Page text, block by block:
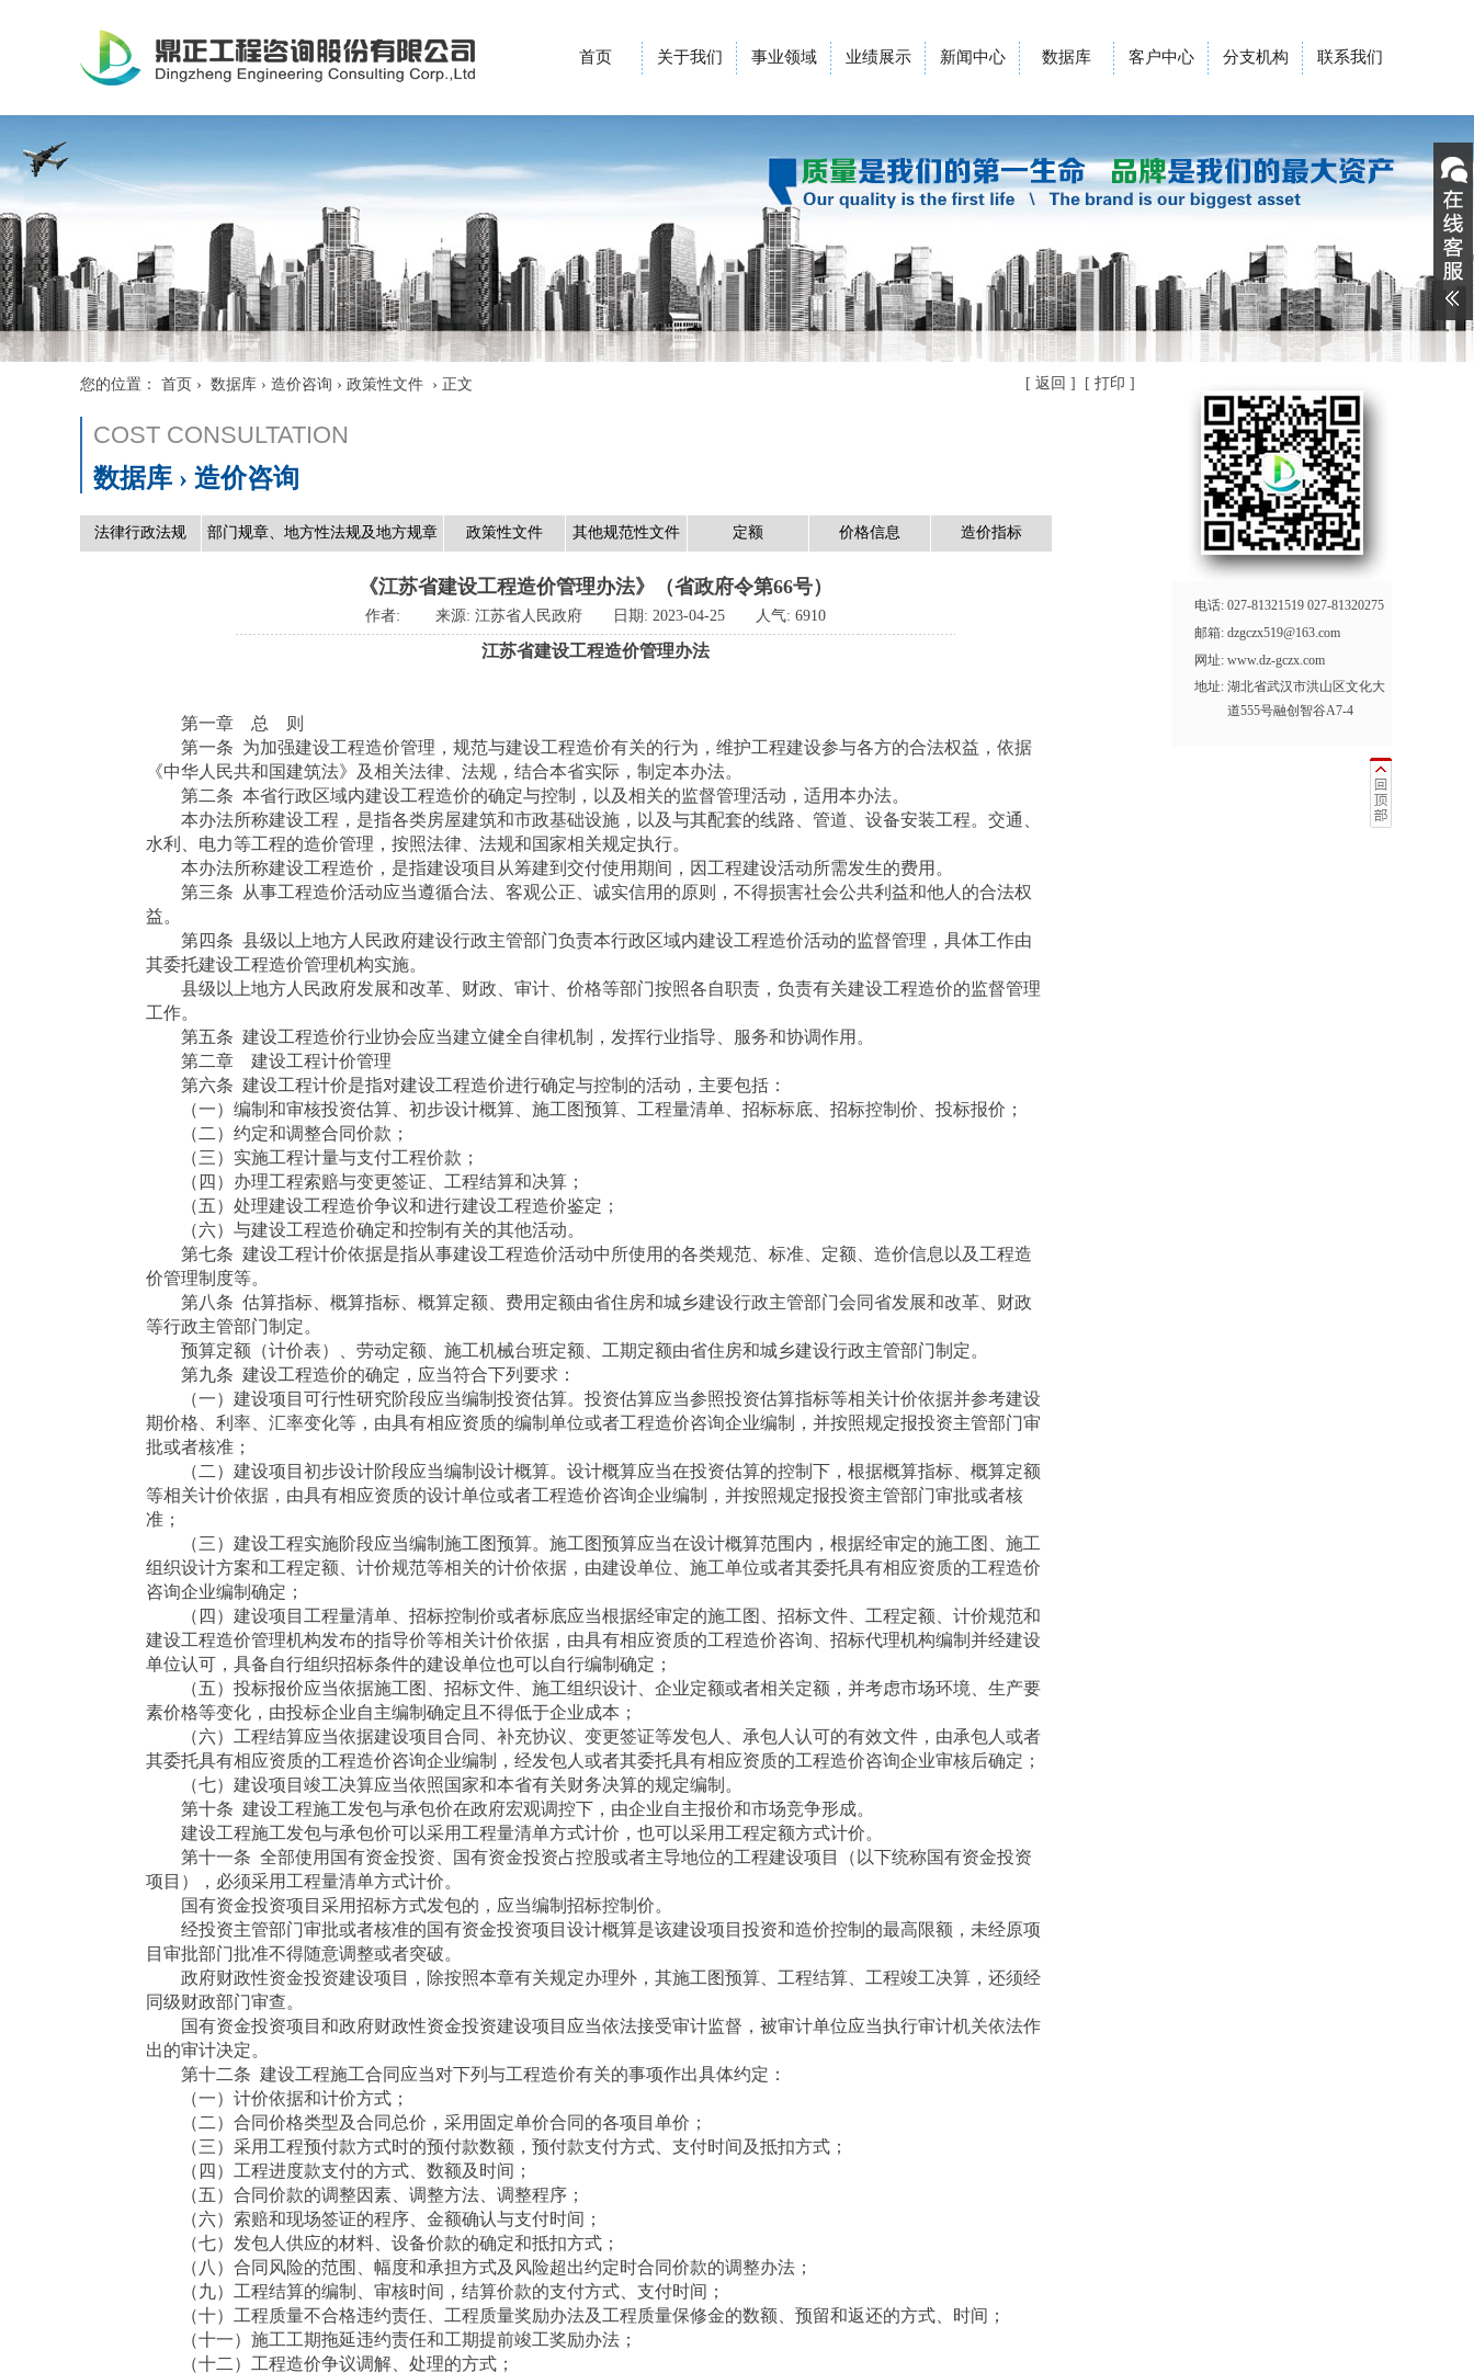
首页 关于我们 事业领域 业绩展示 新闻中心 数据库 客户中心 分支机构 联系我们
电话: 027-81321519 027-81320275
邮箱: dzgczx519@163.com
网址: www.dz-gczx.com
地址: 湖北省武汉市洪山区文化大
道555号融创智谷A7-4
您的位置： 首页 › 数据库 › 造价咨询 › 政策性文件 › 正文 [ 返回 ] [ 打印 ]
COST CONSULTATION
数据库 › 造价咨询
法律行政法规 部门规章、地方性法规及地方规章 政策性文件 其他规范性文件 定额 价格信息 造价指标
《江苏省建设工程造价管理办法》（省政府令第66号）
作者: 来源: 江苏省人民政府日期: 2023-04-25人气: 6910
江苏省建设工程造价管理办法
第一章 总 则
第一条 为加强建设工程造价管理，规范与建设工程造价有关的行为，维护工程建设参与各方的合法权益，依据
《中华人民共和国建筑法》及相关法律、法规，结合本省实际，制定本办法。
第二条 本省行政区域内建设工程造价的确定与控制，以及相关的监督管理活动，适用本办法。
本办法所称建设工程，是指各类房屋建筑和市政基础设施，以及与其配套的线路、管道、设备安装工程。交通、
水利、电力等工程的造价管理，按照法律、法规和国家相关规定执行。
本办法所称建设工程造价，是指建设项目从筹建到交付使用期间，因工程建设活动所需发生的费用。
第三条 从事工程造价活动应当遵循合法、客观公正、诚实信用的原则，不得损害社会公共利益和他人的合法权
益。
第四条 县级以上地方人民政府建设行政主管部门负责本行政区域内建设工程造价活动的监督管理，具体工作由
其委托建设工程造价管理机构实施。
县级以上地方人民政府发展和改革、财政、审计、价格等部门按照各自职责，负责有关建设工程造价的监督管理
工作。
第五条 建设工程造价行业协会应当建立健全自律机制，发挥行业指导、服务和协调作用。
第二章 建设工程计价管理
第六条 建设工程计价是指对建设工程造价进行确定与控制的活动，主要包括：
（一）编制和审核投资估算、初步设计概算、施工图预算、工程量清单、招标标底、招标控制价、投标报价；
（二）约定和调整合同价款；
（三）实施工程计量与支付工程价款；
（四）办理工程索赔与变更签证、工程结算和决算；
（五）处理建设工程造价争议和进行建设工程造价鉴定；
（六）与建设工程造价确定和控制有关的其他活动。
第七条 建设工程计价依据是指从事建设工程造价活动中所使用的各类规范、标准、定额、造价信息以及工程造
价管理制度等。
第八条 估算指标、概算指标、概算定额、费用定额由省住房和城乡建设行政主管部门会同省发展和改革、财政
等行政主管部门制定。
预算定额（计价表）、劳动定额、施工机械台班定额、工期定额由省住房和城乡建设行政主管部门制定。
第九条 建设工程造价的确定，应当符合下列要求：
（一）建设项目可行性研究阶段应当编制投资估算。投资估算应当参照投资估算指标等相关计价依据并参考建设
期价格、利率、汇率变化等，由具有相应资质的编制单位或者工程造价咨询企业编制，并按照规定报投资主管部门审
批或者核准；
（二）建设项目初步设计阶段应当编制设计概算。设计概算应当在投资估算的控制下，根据概算指标、概算定额
等相关计价依据，由具有相应资质的设计单位或者工程造价咨询企业编制，并按照规定报投资主管部门审批或者核
准；
（三）建设工程实施阶段应当编制施工图预算。施工图预算应当在设计概算范围内，根据经审定的施工图、施工
组织设计方案和工程定额、计价规范等相关的计价依据，由建设单位、施工单位或者其委托具有相应资质的工程造价
咨询企业编制确定；
（四）建设项目工程量清单、招标控制价或者标底应当根据经审定的施工图、招标文件、工程定额、计价规范和
建设工程造价管理机构发布的指导价等相关计价依据，由具有相应资质的工程造价咨询、招标代理机构编制并经建设
单位认可，具备自行组织招标条件的建设单位也可以自行编制确定；
（五）投标报价应当依据施工图、招标文件、施工组织设计、企业定额或者相关定额，并考虑市场环境、生产要
素价格等变化，由投标企业自主编制确定且不得低于企业成本；
（六）工程结算应当依据建设项目合同、补充协议、变更签证等发包人、承包人认可的有效文件，由承包人或者
其委托具有相应资质的工程造价咨询企业编制，经发包人或者其委托具有相应资质的工程造价咨询企业审核后确定；
（七）建设项目竣工决算应当依照国家和本省有关财务决算的规定编制。
第十条 建设工程施工发包与承包价在政府宏观调控下，由企业自主报价和市场竞争形成。
建设工程施工发包与承包价可以采用工程量清单方式计价，也可以采用工程定额方式计价。
第十一条 全部使用国有资金投资、国有资金投资占控股或者主导地位的工程建设项目（以下统称国有资金投资
项目），必须采用工程量清单方式计价。
国有资金投资项目采用招标方式发包的，应当编制招标控制价。
经投资主管部门审批或者核准的国有资金投资项目设计概算是该建设项目投资和造价控制的最高限额，未经原项
目审批部门批准不得随意调整或者突破。
政府财政性资金投资建设项目，除按照本章有关规定办理外，其施工图预算、工程结算、工程竣工决算，还须经
同级财政部门审查。
国有资金投资项目和政府财政性资金投资建设项目应当依法接受审计监督，被审计单位应当执行审计机关依法作
出的审计决定。
第十二条 建设工程施工合同应当对下列与工程造价有关的事项作出具体约定：
（一）计价依据和计价方式；
（二）合同价格类型及合同总价，采用固定单价合同的各项目单价；
（三）采用工程预付款方式时的预付款数额，预付款支付方式、支付时间及抵扣方式；
（四）工程进度款支付的方式、数额及时间；
（五）合同价款的调整因素、调整方法、调整程序；
（六）索赔和现场签证的程序、金额确认与支付时间；
（七）发包人供应的材料、设备价款的确定和抵扣方式；
（八）合同风险的范围、幅度和承担方式及风险超出约定时合同价款的调整办法；
（九）工程结算的编制、审核时间，结算价款的支付方式、支付时间；
（十）工程质量不合格违约责任、工程质量奖励办法及工程质量保修金的数额、预留和返还的方式、时间；
（十一）施工工期拖延违约责任和工期提前竣工奖励办法；
（十二）工程造价争议调解、处理的方式；